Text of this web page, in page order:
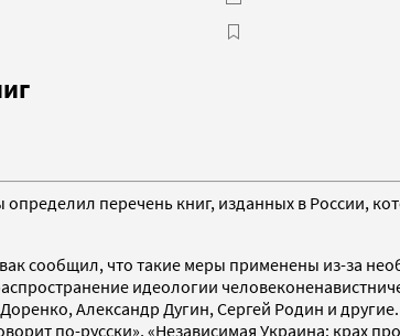
перечень книг, изданных в России,
сообщил, что такие меры применены из-за
идеологии
Александр Дугин, Сергей Родин и
по-русски», «Независимая Украина: крах